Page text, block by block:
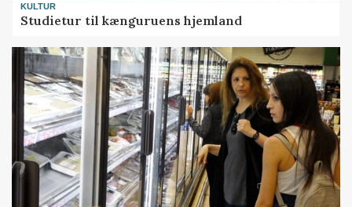
KULTUR
Studietur til kænguruens hjemland